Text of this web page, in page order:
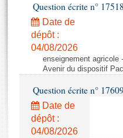
Projets de loi
Propositions de loi
Amendements
Textes adoptés
Rapports législatifs
Rapports sur l'application
Histoire
Juniors
Anciennes législatures
Contacts et plan
Photos libres de droit
Question écrite n°
Date de
dépôt :
04/08/2026
enseignement agricole
Avenir du dispositif
Question écrite n°
Date de
dépôt :
04/08/2026